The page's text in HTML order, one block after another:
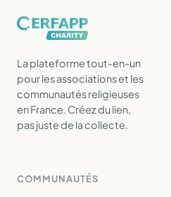
La plateforme tout-en-un
pour les associations et les
communautés religieuses
en France. Créez du lien,
pas juste de la collecte.
COMMUNAUTÉS